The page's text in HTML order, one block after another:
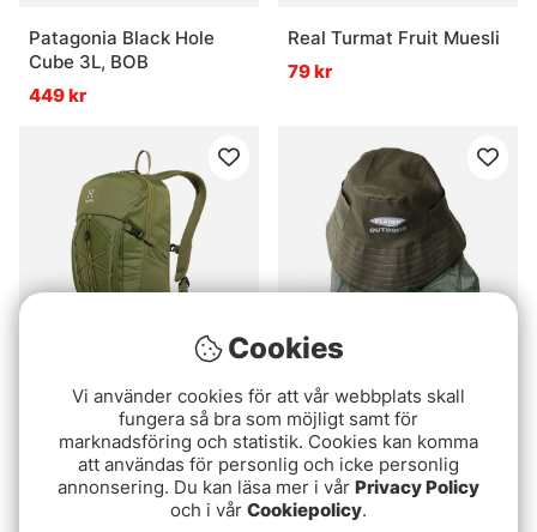
Patagonia Black Hole
Cube 3L, BOB
449 kr
Real Turmat Fruit Muesli
79 kr
Haglöfs Vide 20 Olive
999 kr
Fladen Mosquito Net
With Hat
59 kr
Cookies
Vi använder cookies för att vår webbplats skall
fungera så bra som möjligt samt för
marknadsföring och statistik. Cookies kan komma
att användas för personlig och icke personlig
annonsering. Du kan läsa mer i vår Privacy Policy
och i vår Cookiepolicy.